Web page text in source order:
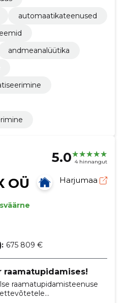
automaatikateenused
andmeanalüütika
5.0 4 hinnangut
OÜ Harjumaa
675 809 €
raamatupidamisteenuse